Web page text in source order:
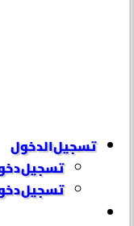
تسجيل الدخول
تسجيل
تسجيل